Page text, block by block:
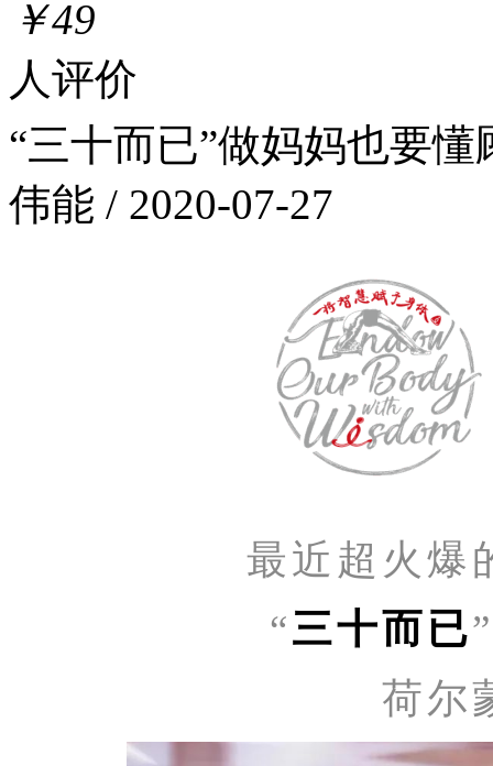
￥49
人评价
“三十而已”做妈妈也要懂
伟能 / 2020-07-27
最近超火爆
“三十而已
荷尔